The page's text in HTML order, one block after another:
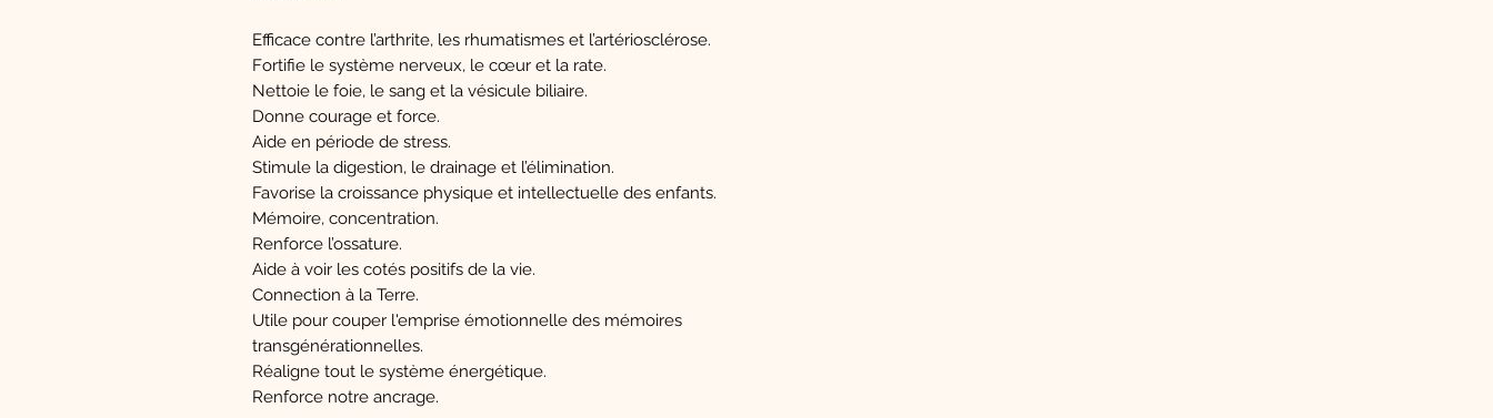
Efficace contre l’arthrite, les rhumatismes et l’artériosclérose.
Fortifie le système nerveux, le cœur et la rate.
Nettoie le foie, le sang et la vésicule biliaire.
Donne courage et force.
Aide en période de stress.
Stimule la digestion, le drainage et l’élimination.
Favorise la croissance physique et intellectuelle des enfants.
Mémoire, concentration.
Renforce l’ossature.
Aide à voir les cotés positifs de la vie.
Connection à la Terre.
Utile pour couper l'emprise émotionnelle des mémoires
transgénérationnelles.
Réaligne tout le système énergétique.
Renforce notre ancrage.